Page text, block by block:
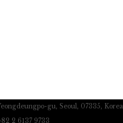
gu, Seoul, 07335, Korea
2 6137 9733